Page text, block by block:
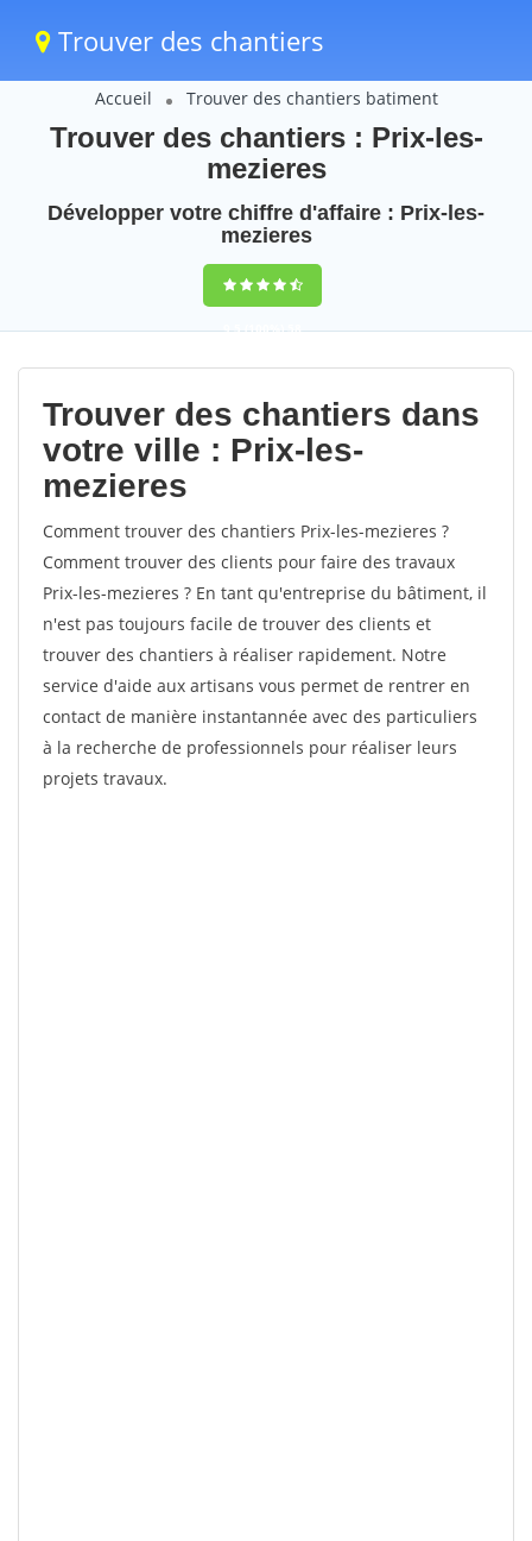
Trouver des chantiers
Accueil Trouver des chantiers batiment
Trouver des chantiers : Prix-les-
mezieres
Développer votre chiffre d'affaire : Prix-les-
mezieres
9,5(100%)58
votes
Trouver des chantiers dans
votre ville : Prix-les-
mezieres
Comment trouver des chantiers Prix-les-mezieres ?
Comment trouver des clients pour faire des travaux
Prix-les-mezieres ? En tant qu'entreprise du bâtiment, il
n'est pas toujours facile de trouver des clients et
trouver des chantiers à réaliser rapidement. Notre
service d'aide aux artisans vous permet de rentrer en
contact de manière instantannée avec des particuliers
à la recherche de professionnels pour réaliser leurs
projets travaux.